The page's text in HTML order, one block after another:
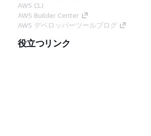
AWS CLI
AWS Builder Center
AWS デベロッパーツールブログ
役立つリンク